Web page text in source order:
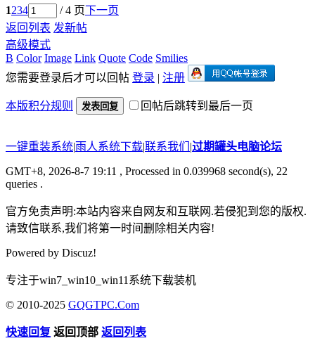
1234 / 4 页下一页
返回列表 发新帖
高级模式
B Color Image Link Quote Code Smilies
您需要登录后才可以回帖 登录 | 注册
本版积分规则 发表回复 回帖后跳转到最后一页
一键重装系统|雨人系统下载|联系我们 |过期罐头电脑论坛
GMT+8, 2026-8-7 19:11 , Processed in 0.039968 second(s), 22
queries .
官方免责声明:本站内容来自网友和互联网.若侵犯到您的版权.
请致信联系,我们将第一时间删除相关内容!
Powered by Discuz!
专注于win7_win10_win11系统下载装机
© 2010-2025 GQGTPC.Com
快速回复 返回顶部 返回列表